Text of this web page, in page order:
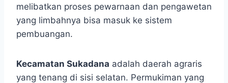
melibatkan proses pewarnaan dan pengawetan
yang limbahnya bisa masuk ke sistem
pembuangan.
Kecamatan Sukadana adalah daerah agraris
yang tenang di sisi selatan. Permukiman yang